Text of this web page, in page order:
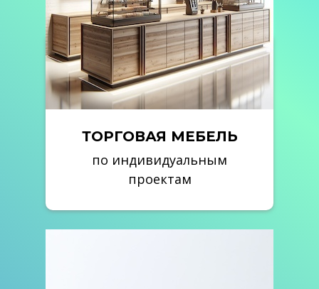
Вельск изготовление наружной рекламы
Новодвинск изготовление наружной рекламы
Изготовление вывесок Архангельск
Заказать рекламу в Архангельске
ТОРГОВАЯ МЕБЕЛЬ
по индивидуальным
проектам